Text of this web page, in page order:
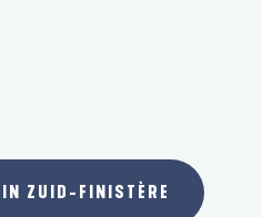
ZUID-FINISTÈRE